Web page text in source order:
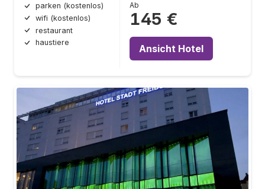
parken (kostenlos)
wifi (kostenlos)
restaurant
haustiere
Ab
145 €
Ansicht Hotel